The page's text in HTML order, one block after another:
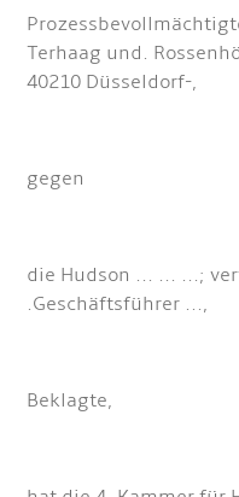
Terhaag und.
40210 Düsseldorf-,
gegen
die Hudson ... ... ...;
.Geschäftsführer ...,
Beklagte,